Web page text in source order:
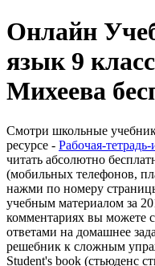
Онлайн
язык 9
Михеева
Смотри школьные
ресурсе - Рабочая-
читать абсолютно
(мобильных телефонов,
нажми по номеру
учебным материалом за
комментариях вы можете
ответами на домашнее
решебник к сложным
Student's book (стьюденс